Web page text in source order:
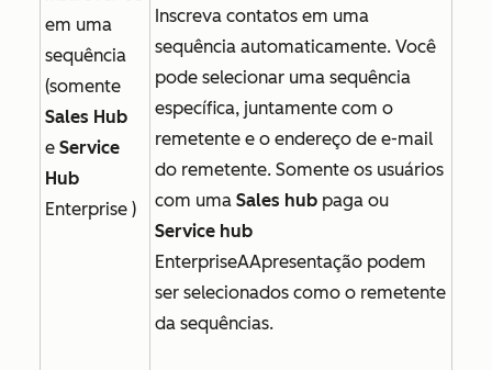
em uma
sequência
(somente
Sales Hub
e Service
Hub
Enterprise )
Inscreva contatos em uma
sequência automaticamente. Você
pode selecionar uma sequência
específica, juntamente com o
remetente e o endereço de e-mail
do remetente. Somente os usuários
com uma Sales hub paga ou
Service hub
EnterpriseAApresentação podem
ser selecionados como o remetente
da sequências.